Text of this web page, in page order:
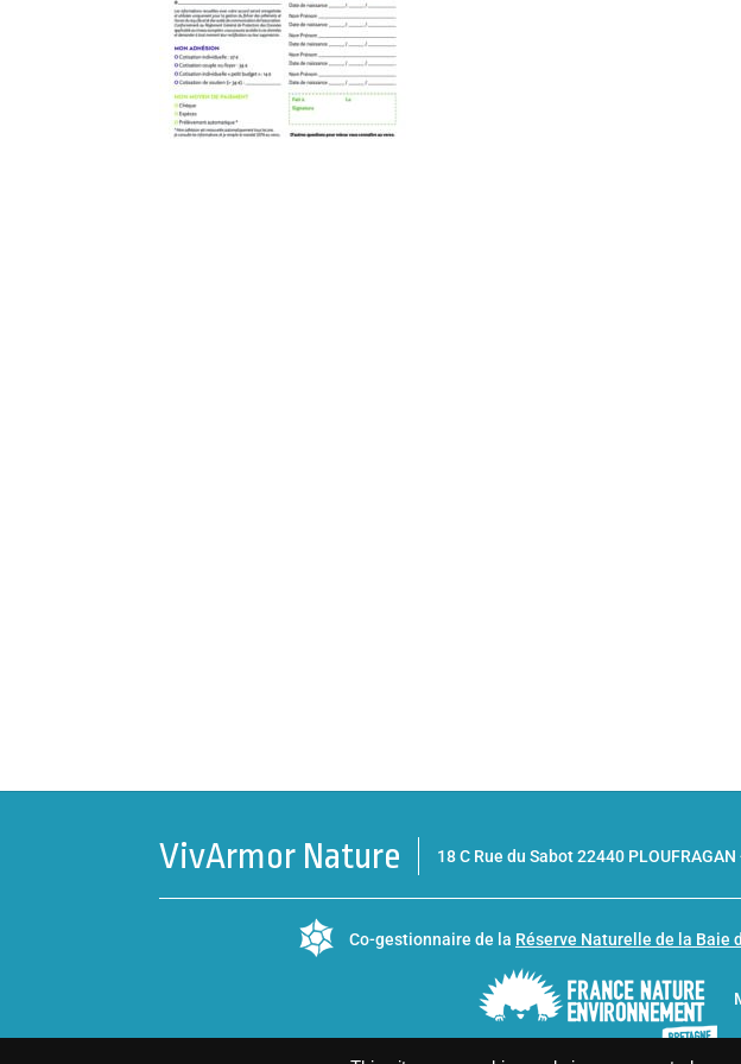
VivArmor Nature 18 C Rue du Sabot 22440
Co-gestionnaire de la Réserve Naturelle de la Baie